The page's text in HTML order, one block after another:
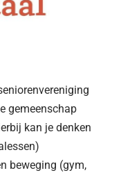
gemeenschap
kan je denken
beweging (gym,